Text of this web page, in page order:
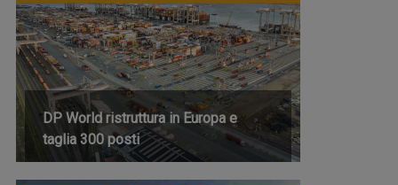
DP World ristruttura in Europa e
taglia 300 posti